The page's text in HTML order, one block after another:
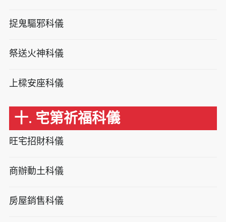
捉鬼驅邪科儀
祭送火神科儀
上樑安座科儀
十. 宅第祈福科儀
旺宅招財科儀
商辦動土科儀
房屋銷售科儀